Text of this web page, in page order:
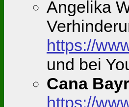
Angelika
https://
und bei
Cana
https://